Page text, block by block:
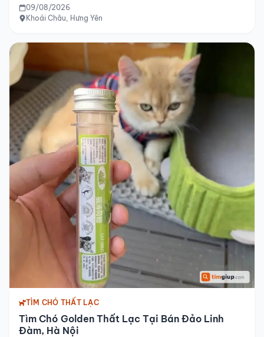
09/08/2026
Khoái Châu, Hưng Yên
TÌM CHÓ THẤT LẠC
Tìm Chó Golden Thất Lạc Tại Bán Đảo Linh
Đàm, Hà Nội